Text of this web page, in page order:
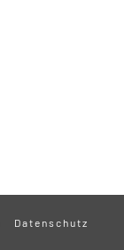
Datenschutz